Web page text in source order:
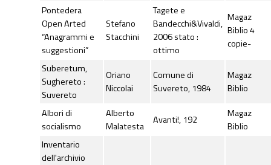
Pontedera
Open Arted
“Anagrammi e
suggestioni”
Stefano
Stacchini
Tagete e
Bandecchi&Vivaldi,
2006 stato :
ottimo
Magaz
Biblio 4
copie-
Suberetum,
Sughereto :
Suvereto
Oriano
Niccolai
Comune di
Suvereto, 1984
Magaz
Biblio
Albori di
socialismo
Alberto
Malatesta
Avanti!, 192
Magaz
Biblio
Inventario
dell'archivio